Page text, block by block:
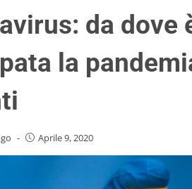
da dove
la
- Aprile 9, 2020